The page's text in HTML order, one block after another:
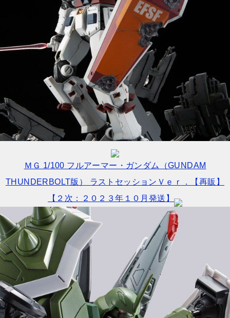
ＭＧ 1/100 フルアーマー・ガンダム（GUNDAM
THUNDERBOLT版） ラストセッションＶｅｒ．【再販】
【２次：２０２３年１０月発送】